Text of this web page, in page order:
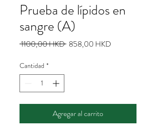
Prueba de lípidos en
sangre (A)
1100,00 HKD Precio
858,00 HKD
Cantidad *
Agregar al carrito